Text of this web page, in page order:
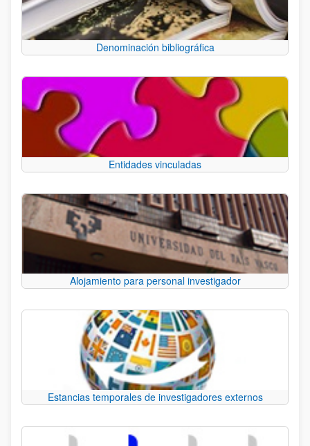
Denominación bibliográfica
Entidades vinculadas
Alojamiento para personal investigador
Estancias temporales de investigadores externos